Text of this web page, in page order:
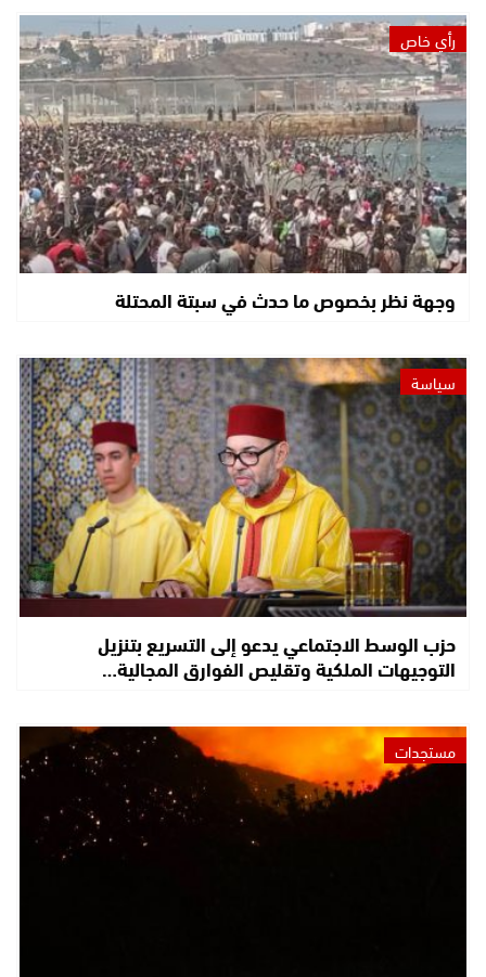
رأي خاص
وجهة نظر بخصوص ما حدث في سبتة المحتلة
سياسة
حزب الوسط الاجتماعي يدعو إلى التسريع بتنزيل
التوجيهات الملكية وتقليص الفوارق المجالية…
مستجدات